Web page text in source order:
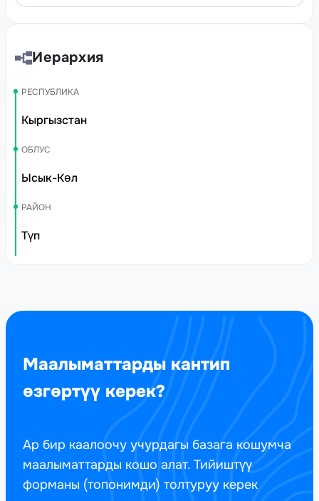
Иерархия
РЕСПУБЛИКА
Кыргызстан
ОБЛУС
Ысык-Көл
РАЙОН
Түп
Маалыматтарды кантип
өзгөртүү керек?
Ар бир каалоочу учурдагы базага кошумча
маалыматтарды кошо алат. Тийиштүү
форманы (топонимди) толтуруу керек